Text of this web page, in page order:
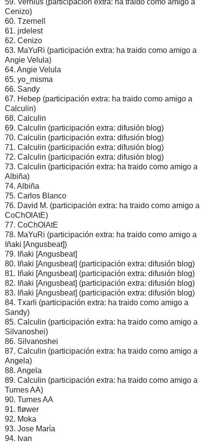
59. Vernius (participación extra: ha traido como amigo a
Cenizo)
60. Tzernell
61. jrdelest
62. Cenizo
63. MaYuRi (participación extra: ha traido como amigo a
Angie Velula)
64. Angie Velula
65. yo_misma
66. Sandy
67. Hebep (participación extra: ha traido como amigo a
Calculin)
68. Calculin
69. Calculin (participación extra: difusión blog)
70. Calculin (participación extra: difusión blog)
71. Calculin (participación extra: difusión blog)
72. Calculin (participación extra: difusión blog)
73. Calculin (participación extra: ha traido como amigo a
Albiña)
74. Albiña
75. Carlos Blanco
76. David M. (participación extra: ha traido como amigo a
CoChOlAtE)
77. CoChOlAtE
78. MaYuRi (participación extra: ha traido como amigo a
Iñaki [Angusbeat])
79. Iñaki [Angusbeat]
80. Iñaki [Angusbeat] (participación extra: difusión blog)
81. Iñaki [Angusbeat] (participación extra: difusión blog)
82. Iñaki [Angusbeat] (participación extra: difusión blog)
83. Iñaki [Angusbeat] (participación extra: difusión blog)
84. Txarli (participación extra: ha traido como amigo a
Sandy)
85. Calculin (participación extra: ha traido como amigo a
Silvanoshei)
86. Silvanoshei
87. Calculin (participación extra: ha traido como amigo a
Angela)
88. Angela
89. Calculin (participación extra: ha traido como amigo a
Turnes AA)
90. Turnes AA
91. fløwer
92. Moka
93. Jose María
94. Ivan